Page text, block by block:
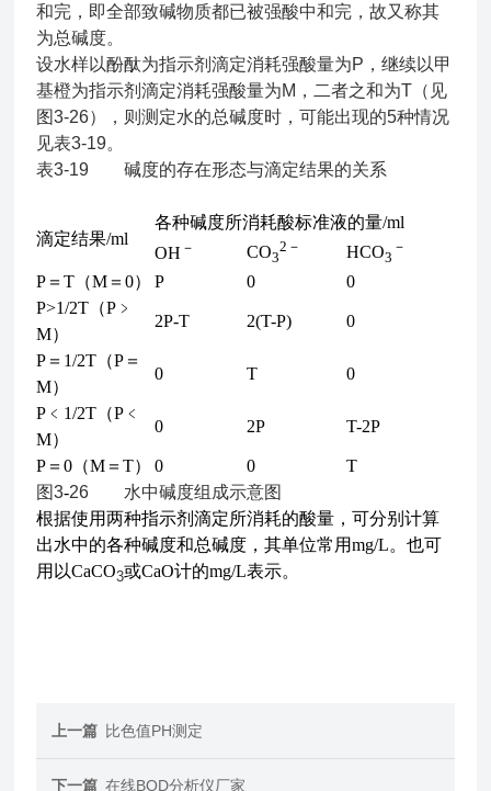
和完，即全部致碱物质都已被强酸中和完，故又称其
为总碱度。
设水样以酚酞为指示剂滴定消耗强酸量为P，继续以甲
基橙为指示剂滴定消耗强酸量为M，二者之和为T（见
图3-26），则测定水的总碱度时，可能出现的5种情况
见表3-19。
表3-19 碱度的存在形态与滴定结果的关系
滴定结果/ml
各种碱度所消耗酸标准液的量/ml
OH － CO3
2－ HCO3
－
P＝T（M＝0） P 0
0
P>1/2T（P﹥
M）
2P-T 2(T-P) 0
P＝1/2T（P＝
M）
0 T 0
P﹤1/2T（P﹤
M）
0 2P T-2P
P＝0（M＝T） 0 0
T
图3-26 水中碱度组成示意图
根据使用两种指示剂滴定所消耗的酸量，可分别计算
出水中的各种碱度和总碱度，其单位常用mg/L。也可
用以CaCO3或CaO计的mg/L表示。
上一篇 比色值PH测定
下一篇 在线BOD分析仪厂家